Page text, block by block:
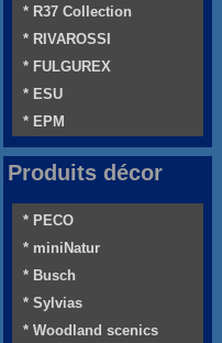
* R37 Collection
* RIVAROSSI
* FULGUREX
* ESU
* EPM
Produits décor
* PECO
* miniNatur
* Busch
* Sylvias
* Woodland scenics